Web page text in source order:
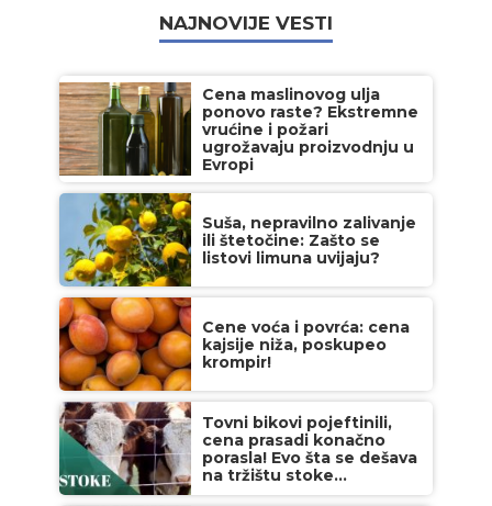
NAJNOVIJE VESTI
Cena maslinovog ulja
ponovo raste? Ekstremne
vrućine i požari
ugrožavaju proizvodnju u
Evropi
Suša, nepravilno zalivanje
ili štetočine: Zašto se
listovi limuna uvijaju?
Cene voća i povrća: cena
kajsije niža, poskupeo
krompir!
Tovni bikovi pojeftinili,
cena prasadi konačno
porasla! Evo šta se dešava
na tržištu stoke...